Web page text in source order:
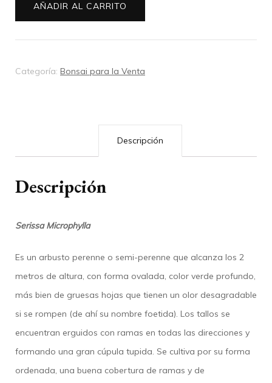
Serisa
Hoja
de
cm.
japonesa
AÑADIR AL CARRITO
Categoría: Bonsai para la Venta
Descripción
Descripción
Serissa Microphylla
Es un arbusto perenne o semi-perenne que alcanza los 2
metros de altura, con forma ovalada, color verde profundo,
más bien de gruesas hojas que tienen un olor desagradable
si se rompen (de ahí su nombre foetida). Los tallos se
encuentran erguidos con ramas en todas las direcciones y
formando una gran cúpula tupida. Se cultiva por su forma
ordenada, una buena cobertura de ramas y de